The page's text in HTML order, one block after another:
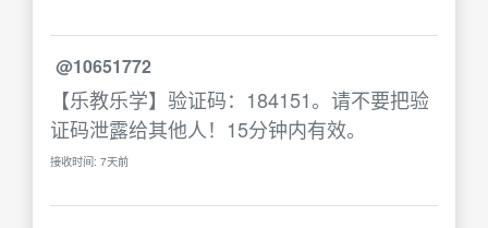
@10651772
【乐教乐学】验证码：184151。请不要把验
证码泄露给其他人！15分钟内有效。
接收时间: 7天前